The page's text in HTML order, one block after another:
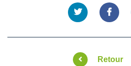
Retour